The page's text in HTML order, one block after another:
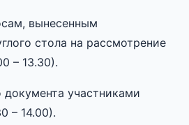
вынесенным
стола на рассмотрение
– 13.30).
документа участниками
– 14.00).